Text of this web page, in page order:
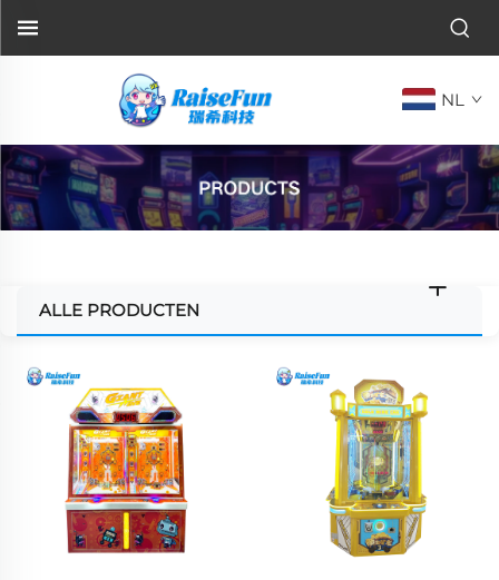
NL
ALLE PRODUCTEN